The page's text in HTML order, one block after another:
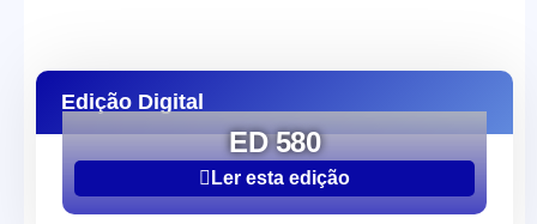
Edição Digital
ED 580
Ler esta edição